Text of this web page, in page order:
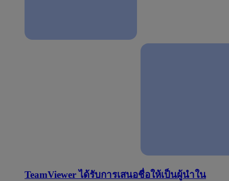
TeamViewer ได้รับการเสนอชื่อให้เป็นผู้นำใน